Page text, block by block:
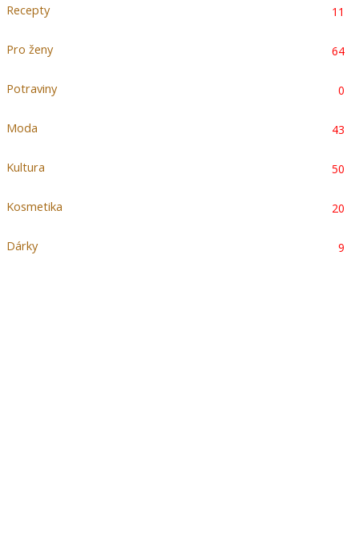
Recepty 11
Pro ženy 64
Potraviny 0
Moda 43
Kultura 50
Kosmetika 20
Dárky 9